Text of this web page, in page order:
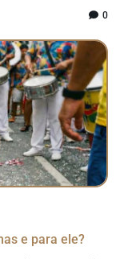
0
e para ele?